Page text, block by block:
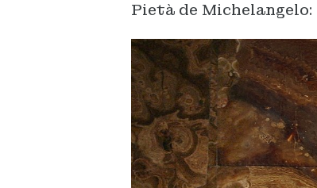
Pietà de Michelangelo: